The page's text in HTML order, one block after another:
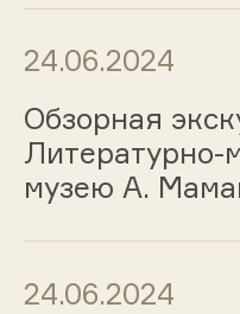
24.06.2024
Обзорная
Литературно-
музею А.
24.06.2024